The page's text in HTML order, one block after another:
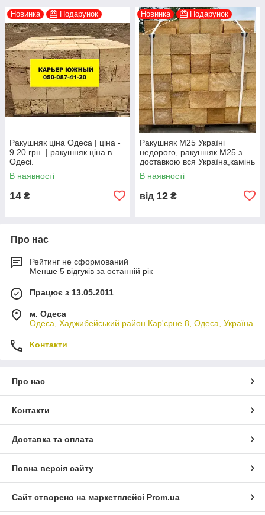
Новинка Подарунок
Ракушняк ціна Одеса | ціна -
9.20 грн. | ракушняк ціна в
Одесі.
В наявності
14 ₴
Новинка Подарунок
Ракушняк М25 Україні
недорого, ракушняк М25 з
доставкою вся Україна,камінь
ракушняк М25 виробник
В наявності
від 12 ₴
Про нас
Рейтинг не сформований
Менше 5 відгуків за останній рік
Працює з 13.05.2011
м. Одеса
Одеса, Хаджибейський район Кар'єрне 8, Одеса, Україна
Контакти
Про нас
Контакти
Доставка та оплата
Повна версія сайту
Сайт створено на маркетплейсі Prom.ua